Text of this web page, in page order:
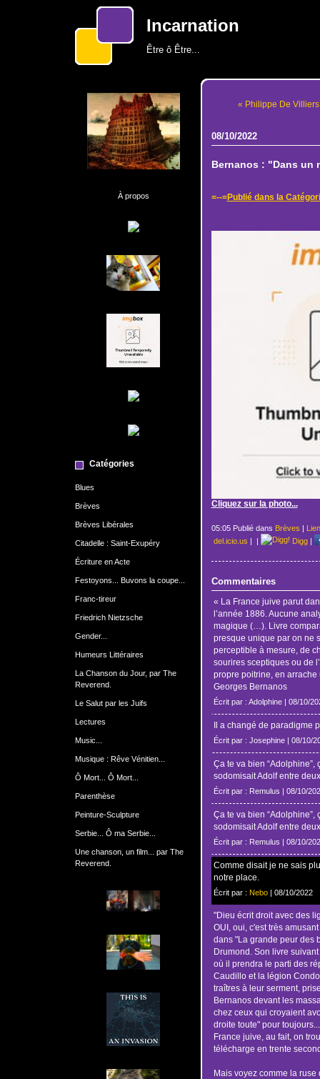
Incarnation
Être ô Être...
À propos
Catégories
Blues
Brèves
Brèves Libérales
Citadelle : Saint-Exupéry
Écriture en Acte
Festoyons... Buvons la coupe...
Franc-tireur
Friedrich Nietzsche
Gender...
Humeurs Littéraires
La Chanson du Jour, par The
Reverend.
Le Salut par les Juifs
Lectures
Music...
Musique : Rêve Vénitien...
Ô Mort... Ô Mort...
Parenthèse
Peinture-Sculpture
Serbie... Ô ma Serbie...
Une chanson, un film... par The
Reverend.
« Philippe De
08/10/2022
Bernanos : "Dans un
=--=Publié dans la
Cliquez sur la photo...
05:05 Publié dans Brèves |
del.icio.us | | Digg|
Commentaires
« La France juive parut
l’année 1886. Aucune
magique (…). Livre
presque unique par on ne
perceptible à mesure, de
sourires sceptiques ou de
propre poitrine, en arrache
Georges Bernanos
Écrit par : Adolphine | 08/10/
Il a changé de paradigme
Écrit par : Josephine | 08/10/
Ça te va bien “Adolphine”,
sodomisait Adolf entre
Écrit par : Remulus | 08/10/
Ça te va bien “Adolphine”,
sodomisait Adolf entre
Écrit par : Remulus | 08/10/
Comme disait je ne sais
notre place.
Écrit par : Nebo| 08/10/2022
"Dieu écrit droit avec des
OUI, oui, c'est très
dans "La grande peur des
Drumond. Son livre
où il prendra le parti des
Caudillo et la légion
traîtres à leur serment,
Bernanos devant les
chez ceux qui croyaient
droite toute" pour
France juive, au fait, on
télécharge en trente
Mais voyez comme la